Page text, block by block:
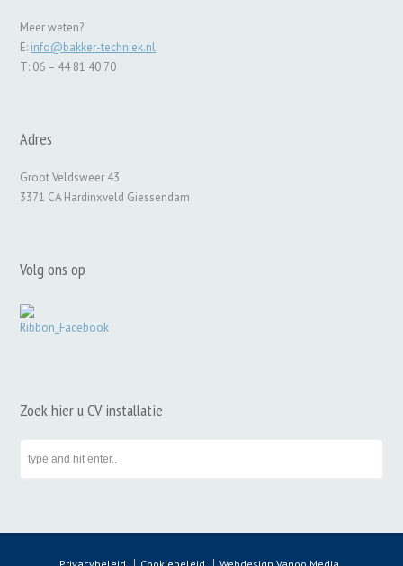
Meer weten?
E: info@bakker-techniek.nl
T: 06 – 44 81 40 70
Adres
Groot Veldsweer 43
3371 CA Hardinxveld Giessendam
Volg ons op
Zoek hier u CV installatie